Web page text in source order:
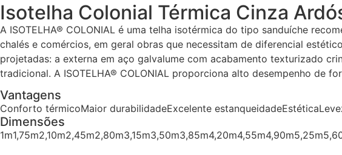
Isotelha Colonial Térmica Cinza
A ISOTELHA® COLONIAL é uma telha isotérmica do tipo sanduíche
chalés e comércios, em geral obras que necessitam de diferencial
projetadas: a externa em aço galvalume com acabamento texturizado
tradicional. A ISOTELHA® COLONIAL proporciona alto desempenho de
Vantagens
Conforto térmicoMaior durabilidadeExcelente estanqueidadeEstética
Dimensões
1m1,75m2,10m2,45m2,80m3,15m3,50m3,85m4,20m4,55m4,90m5,25m